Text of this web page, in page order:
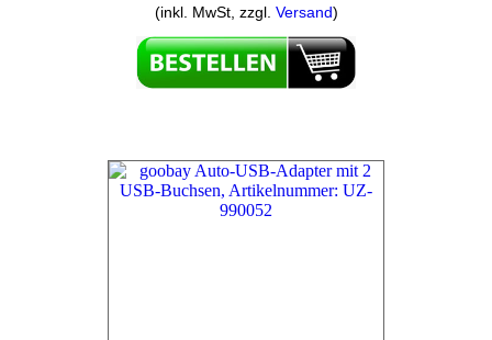
(inkl. MwSt, zzgl. Versand)